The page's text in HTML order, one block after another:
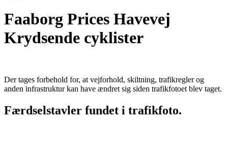
Faaborg Prices Havevej
Krydsende cyklister
Der tages forbehold for, at vejforhold, skiltning, trafikregler og
anden infrastruktur kan have ændret sig siden trafikfotoet blev taget.
Færdselstavler fundet i trafikfoto.